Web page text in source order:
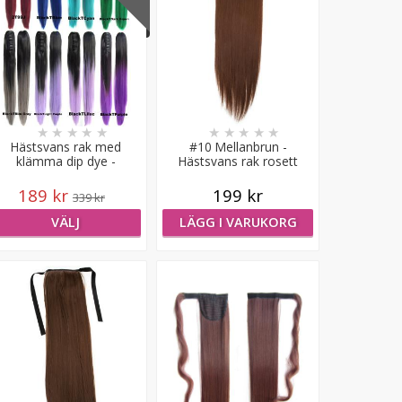
Hästsvans rak med
klämma dip dye -
★ ★ ★ ★ ★
189 kr 339 kr
VÄLJ
#10 Mellanbrun -
Hästsvans rak rosett
★ ★ ★ ★ ★
199 kr
LÄGG I VARUKORG